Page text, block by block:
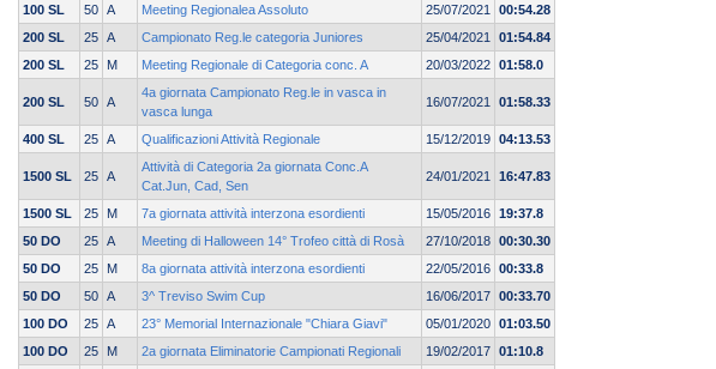
100 SL 50 A Meeting Regionalea Assoluto 25/07/2021
00:54.28
200 SL
25 A Campionato Reg.le categoria Juniores 25/04/2021
01:54.84
200 SL
25 M Meeting Regionale di Categoria conc. A 20/03/2022 01:58.0
200 SL 50 A
4a giornata Campionato Reg.le in vasca in
vasca lunga
16/07/2021 01:58.33
400 SL 25 A Qualificazioni Attività Regionale 15/12/2019 04:13.53
1500 SL 25 A
Attività di Categoria 2a giornata Conc.A
Cat.Jun, Cad, Sen
24/01/2021 16:47.83
1500 SL 25 M 7a giornata attività interzona esordienti 15/05/2016 19:37.8
50 DO
25 A Meeting di Halloween 14° Trofeo città di Rosà 27/10/2018 00:30.30
50 DO
25 M 8a giornata attività interzona esordienti 22/05/2016 00:33.8
50 DO
50 A 3^ Treviso Swim Cup 16/06/2017 00:33.70
100 DO
25 A 23° Memorial Internazionale "Chiara Giavi" 05/01/2020 01:03.50
100 DO
25 M 2a giornata Eliminatorie Campionati Regionali 19/02/2017 01:10.8